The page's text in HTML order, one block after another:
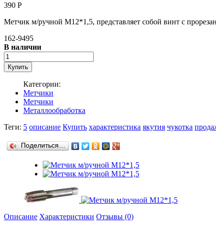
390 Р
Метчик м/ручной М12*1,5, представляет собой винт с
162-9495
В наличии
Категории:
Метчики
Метчики
Металлообработка
Теги: 5 описание Купить характеристика якутия чукотка
Поделиться…
Описание Характеристики Отзывы (0)